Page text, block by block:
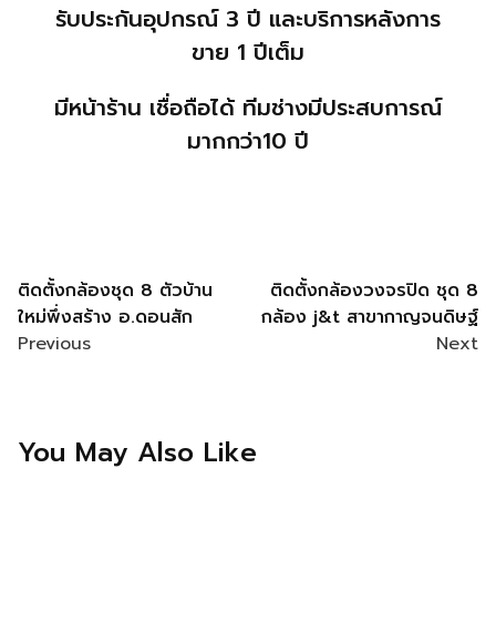
รับประกันอุปกรณ์ 3 ปี และบริการหลังการ
ขาย 1 ปีเต็ม
มีหน้าร้าน เชื่อถือได้ ทีมช่างมีประสบการณ์
มากกว่า10 ปี
ติดตั้งกล้องชุด 8 ตัวบ้าน
ใหม่พึ่งสร้าง อ.ดอนสัก
Previous
ติดตั้งกล้องวงจรปิด ชุด 8
กล้อง j&t สาขากาญจนดิษฐ์
Next
You May Also Like